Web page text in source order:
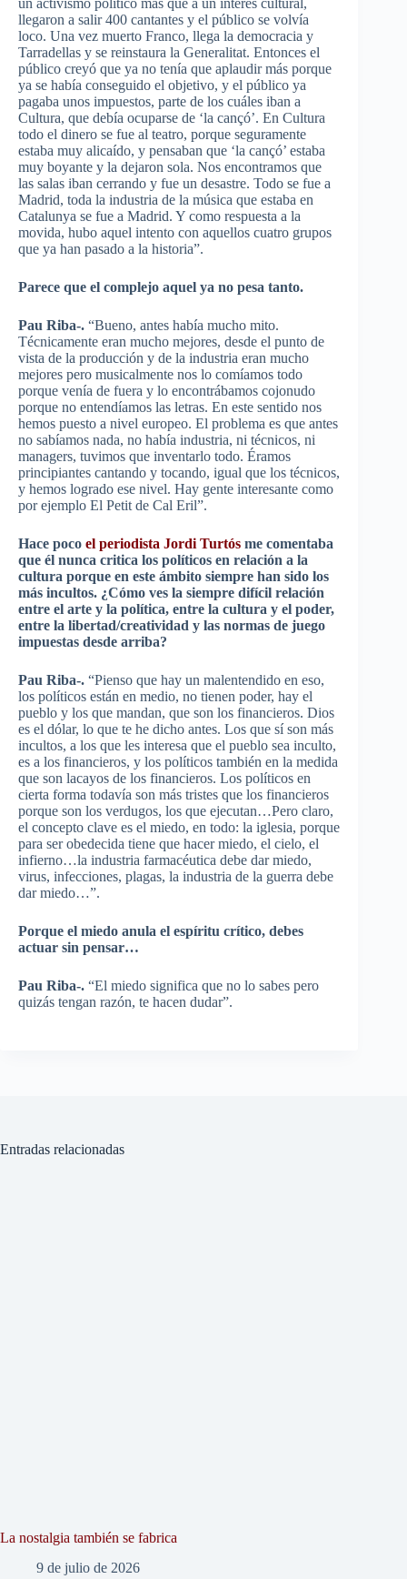
un activismo político más que a un interés cultural,
llegaron a salir 400 cantantes y el público se volvía
loco. Una vez muerto Franco, llega la democracia y
Tarradellas y se reinstaura la Generalitat. Entonces el
público creyó que ya no tenía que aplaudir más porque
ya se había conseguido el objetivo, y el público ya
pagaba unos impuestos, parte de los cuáles iban a
Cultura, que debía ocuparse de ‘la cançó’. En Cultura
todo el dinero se fue al teatro, porque seguramente
estaba muy alicaído, y pensaban que ‘la cançó’ estaba
muy boyante y la dejaron sola. Nos encontramos que
las salas iban cerrando y fue un desastre. Todo se fue a
Madrid, toda la industria de la música que estaba en
Catalunya se fue a Madrid. Y como respuesta a la
movida, hubo aquel intento con aquellos cuatro grupos
que ya han pasado a la historia”.
Parece que el complejo aquel ya no pesa tanto.
Pau Riba-. “Bueno, antes había mucho mito.
Técnicamente eran mucho mejores, desde el punto de
vista de la producción y de la industria eran mucho
mejores pero musicalmente nos lo comíamos todo
porque venía de fuera y lo encontrábamos cojonudo
porque no entendíamos las letras. En este sentido nos
hemos puesto a nivel europeo. El problema es que antes
no sabíamos nada, no había industria, ni técnicos, ni
managers, tuvimos que inventarlo todo. Éramos
principiantes cantando y tocando, igual que los técnicos,
y hemos logrado ese nivel. Hay gente interesante como
por ejemplo El Petit de Cal Eril”.
Hace poco el periodista Jordi Turtós me comentaba
que él nunca critica los políticos en relación a la
cultura porque en este ámbito siempre han sido los
más incultos. ¿Cómo ves la siempre difícil relación
entre el arte y la política, entre la cultura y el poder,
entre la libertad/creatividad y las normas de juego
impuestas desde arriba?
Pau Riba-. “Pienso que hay un malentendido en eso,
los políticos están en medio, no tienen poder, hay el
pueblo y los que mandan, que son los financieros. Dios
es el dólar, lo que te he dicho antes. Los que sí son más
incultos, a los que les interesa que el pueblo sea inculto,
es a los financieros, y los políticos también en la medida
que son lacayos de los financieros. Los políticos en
cierta forma todavía son más tristes que los financieros
porque son los verdugos, los que ejecutan…Pero claro,
el concepto clave es el miedo, en todo: la iglesia, porque
para ser obedecida tiene que hacer miedo, el cielo, el
infierno…la industria farmacéutica debe dar miedo,
virus, infecciones, plagas, la industria de la guerra debe
dar miedo…”.
Porque el miedo anula el espíritu crítico, debes
actuar sin pensar…
Pau Riba-. “El miedo significa que no lo sabes pero
quizás tengan razón, te hacen dudar”.
Entradas relacionadas
La nostalgia también se fabrica
9 de julio de 2026